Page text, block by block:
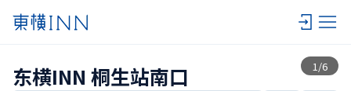
1 /6
查看一览
东横INN 桐生站南口